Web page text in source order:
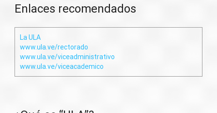
Enlaces recomendados
La ULA
www.ula.ve/rectorado
www.ula.ve/viceadministrativo
www.ula.ve/viceacademico